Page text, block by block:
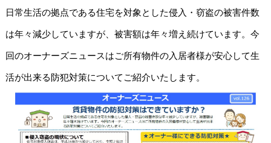
日常生活の拠点である住宅を対象とした侵入・窃盗の被害件数
は年々減少していますが、被害額は年々増え続けています。今
回のオーナーズニュースはご所有物件の入居者様が安心して生
活が出来る防犯対策についてご紹介いたします。